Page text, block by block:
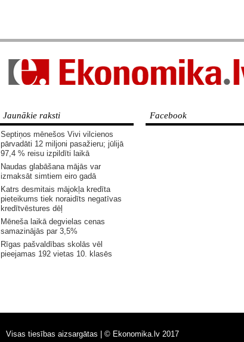
Jaunākie raksti
Septiņos mēnešos Vivi vilcienos
pārvadāti 12 miljoni pasažieru; jūlijā
97,4 % reisu izpildīti laikā
Naudas glabāšana mājās var
izmaksāt simtiem eiro gadā
Katrs desmitais mājokļa kredīta
pieteikums tiek noraidīts negatīvas
kredītvēstures dēļ
Mēneša laikā degvielas cenas
samazinājās par 3,5%
Rīgas pašvaldības skolās vēl
pieejamas 192 vietas 10. klasēs
Facebook
Visas tiesības aizsargātas | © Ekonomika.lv 2017